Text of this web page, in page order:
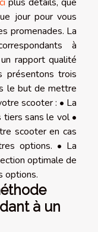
jour pour vous
promenades. La
à
rapport qualité
présentons trois
le but de mettre
scooter : • La
tiers sans le vol •
scooter en cas
options. • La
optimale de
options.
à un